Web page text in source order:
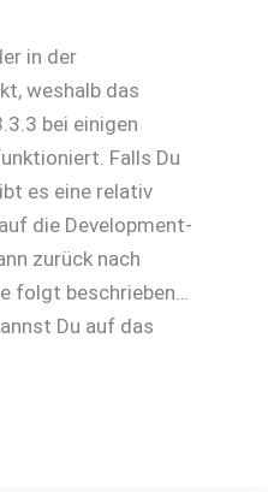
in der
weshalb das
bei einigen
Falls Du
es eine relativ
die Development-
zurück nach
folgt beschrieben…
Du auf das